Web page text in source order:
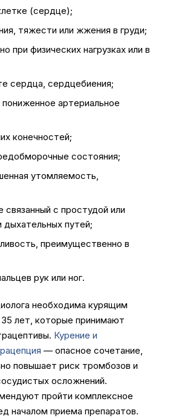
(сердце);
тяжести или жжения в груди;
при физических нагрузках или в
сердца, сердцебиения;
артериальное
конечностей;
состояния;
утомляемость,
связанный с простудой или
дыхательных путей;
преимущественно в
рук или ног.
необходима курящим
лет, которые принимают
Курение и
— опасное сочетание,
повышает риск тромбозов и
осложнений.
пройти комплексное
началом приема препаратов.